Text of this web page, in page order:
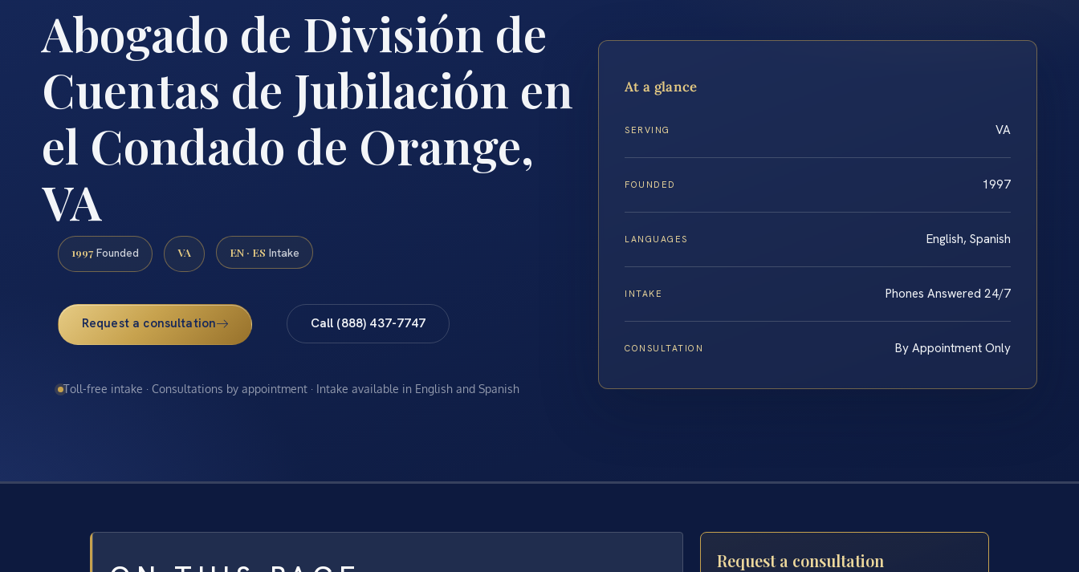
Abogado de División de
Cuentas de Jubilación en
el Condado de Orange,
VA
1997 Founded VA EN · ES Intake
Request a consultation Call (888) 437-7747
Toll-free intake · Consultations by appointment · Intake available in English and Spanish
At a glance
SERVING VA
FOUNDED 1997
LANGUAGES English, Spanish
INTAKE Phones Answered 24/7
CONSULTATION By Appointment Only
Request a consultation